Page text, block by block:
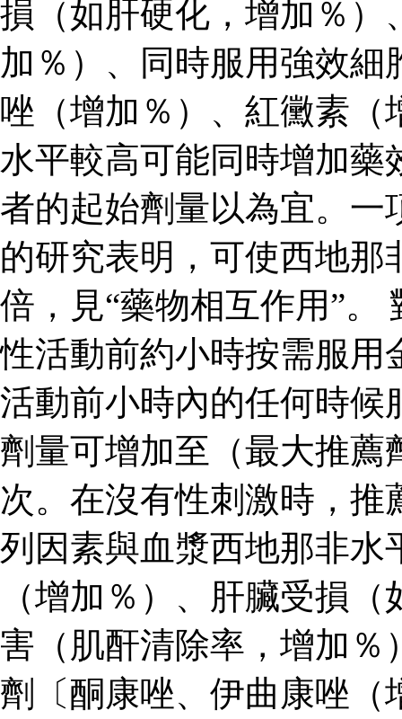
損（如肝硬化，增加％）
加％）、同時服用強效
唑（增加％）、紅黴素（
水平較高可能同時增加藥
者的起始劑量以為宜。一
的研究表明，可使西地
倍，見“藥物相互作用”。
性活動前約小時按需服用
活動前小時內的任何時候
劑量可增加至（最大推薦
次。在沒有性刺激時，
列因素與血漿西地那非水
（增加％）、肝臟受損
害（肌酐清除率，增加％
劑〔酮康唑、伊曲康唑（